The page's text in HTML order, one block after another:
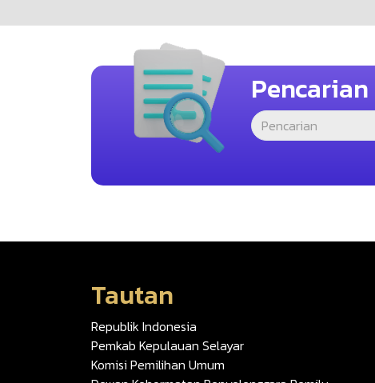
Pencarian
Tautan
Republik Indonesia
Pemkab Kepulauan Selayar
Komisi Pemilihan Umum